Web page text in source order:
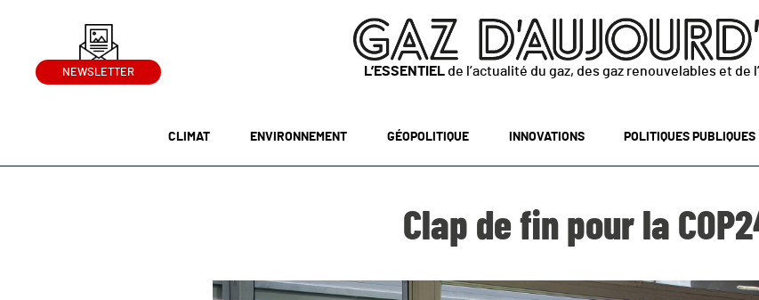
NEWSLETTER L’ESSENTIEL de l’actualité du gaz, des gaz renouvelables et de
CLIMAT ENVIRONNEMENT GÉOPOLITIQUE INNOVATIONS POLITIQUES PUBLIQUES
Clap de fin pour la